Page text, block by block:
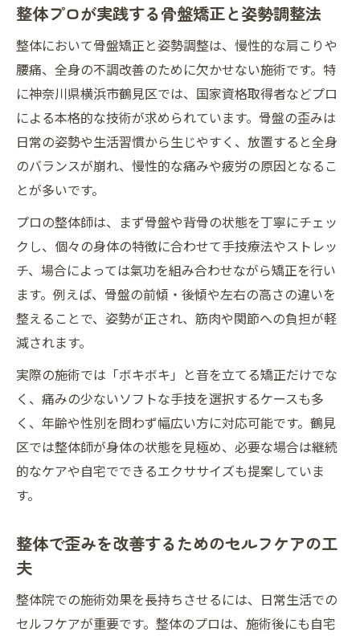
整体プロが実践する骨盤矯正と姿勢調整法
整体において骨盤矯正と姿勢調整は、慢性的な肩こりや
腰痛、全身の不調改善のために欠かせない施術です。特
に神奈川県横浜市鶴見区では、国家資格取得者などプロ
による本格的な技術が求められています。骨盤の歪みは
日常の姿勢や生活習慣から生じやすく、放置すると全身
のバランスが崩れ、慢性的な痛みや疲労の原因となるこ
とが多いです。
プロの整体師は、まず骨盤や背骨の状態を丁寧にチェッ
クし、個々の身体の特徴に合わせて手技療法やストレッ
チ、場合によっては氣功を組み合わせながら矯正を行い
ます。例えば、骨盤の前傾・後傾や左右の高さの違いを
整えることで、姿勢が正され、筋肉や関節への負担が軽
減されます。
実際の施術では「ボキボキ」と音を立てる矯正だけでな
く、痛みの少ないソフトな手技を選択するケースも多
く、年齢や性別を問わず幅広い方に対応可能です。鶴見
区では整体師が身体の状態を見極め、必要な場合は継続
的なケアや自宅でできるエクササイズも提案していま
す。
整体で歪みを改善するためのセルフケアの工
夫
整体院での施術効果を長持ちさせるには、日常生活での
セルフケアが重要です。整体のプロは、施術後にも自宅